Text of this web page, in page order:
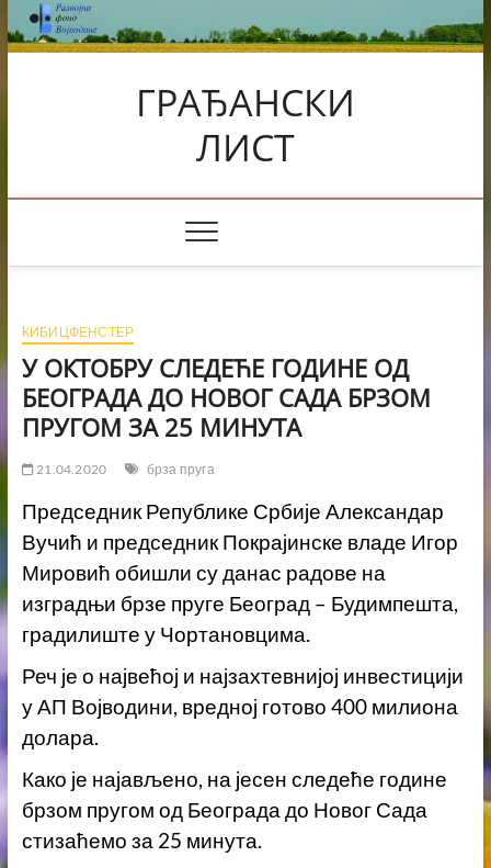
Skip
to
content
ГРАЂАНСКИ
ЛИСТ
КИБИЦФЕНСТЕР
У ОКТОБРУ СЛЕДЕЋЕ ГОДИНЕ ОД
БЕОГРАДА ДО НОВОГ САДА БРЗОМ
ПРУГОМ ЗА 25 МИНУТА
21.04.2020 брза пруга
Председник Републике Србије Александар
Вучић и председник Покрајинске владе Игор
Мировић обишли су данас радове на
изградњи брзе пруге Београд – Будимпешта,
градилиште у Чортановцима.
Реч је о највећој и најзахтевнијој инвестицији
у АП Војводини, вредној готово 400 милиона
долара.
Како је најављено, на јесен следеће године
брзом пругом од Београда до Новог Сада
стизаћемо за 25 минута.